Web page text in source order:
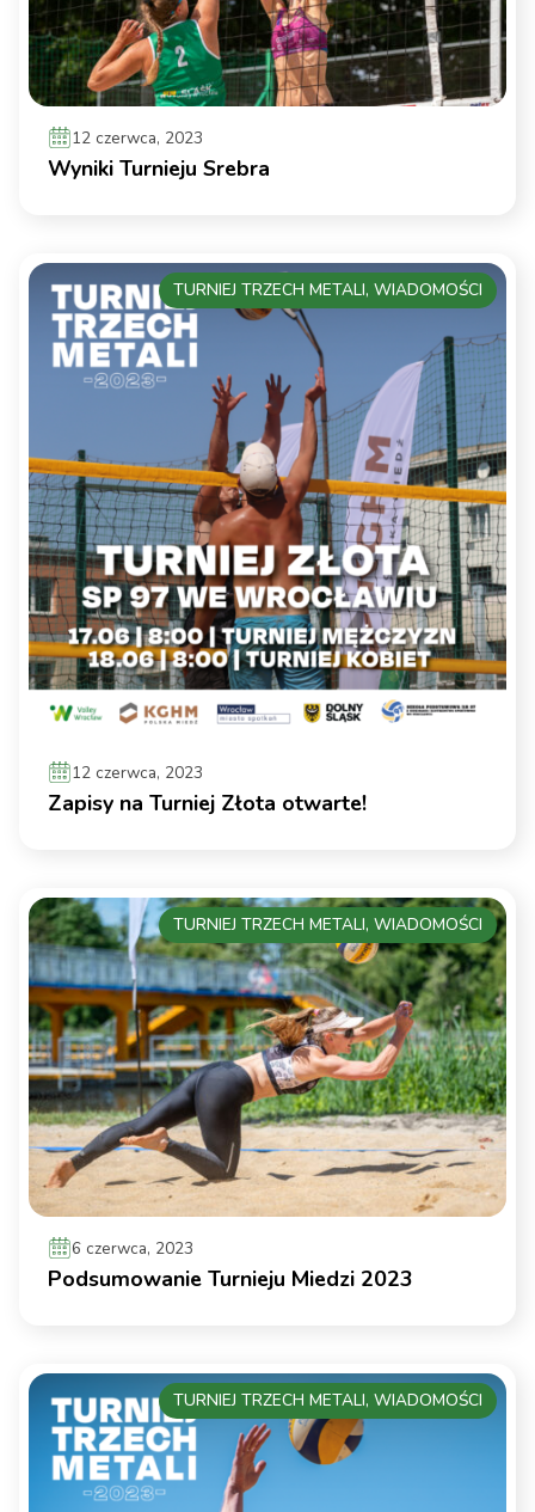
12 czerwca, 2023
Wyniki Turnieju Srebra
12 czerwca, 2023
Zapisy na Turniej Złota otwarte!
TURNIEJ TRZECH METALI, WIADOMOŚCI
6 czerwca, 2023
Podsumowanie Turnieju Miedzi 2023
TURNIEJ TRZECH METALI, WIADOMOŚCI
TURNIEJ TRZECH METALI, WIADOMOŚCI